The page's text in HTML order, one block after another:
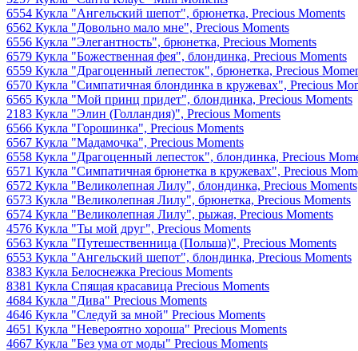
6554 Кукла "Ангельский шепот", брюнетка, Precious Moments
6562 Кукла "Довольно мало мне", Precious Moments
6556 Кукла "Элегантность", брюнетка, Precious Moments
6579 Кукла "Божественная фея", блондинка, Precious Moments
6559 Кукла "Драгоценный лепесток", брюнетка, Precious
6570 Кукла "Симпатичная блондинка в кружевах", Precious
6565 Кукла "Мой принц придет", блондинка, Precious Moments
2183 Кукла "Элин (Голландия)", Precious Moments
6566 Кукла "Горошинка", Precious Moments
6567 Кукла "Мадамочка", Precious Moments
6558 Кукла "Драгоценный лепесток", блондинка, Precious
6571 Кукла "Симпатичная брюнетка в кружевах", Precious
6572 Кукла "Великолепная Лилу", блондинка, Precious Moments
6573 Кукла "Великолепная Лилу", брюнетка, Precious Moments
6574 Кукла "Великолепная Лилу", рыжая, Precious Moments
4576 Кукла "Ты мой друг", Precious Moments
6563 Кукла "Путешественница (Польша)", Precious Moments
6553 Кукла "Ангельский шепот", блондинка, Precious Moments
8383 Кукла Белоснежка Precious Moments
8381 Кукла Спящая красавица Precious Moments
4684 Кукла "Дива" Precious Moments
4646 Кукла "Следуй за мной" Precious Moments
4651 Кукла "Невероятно хороша" Precious Moments
4667 Кукла "Без ума от моды" Precious Moments